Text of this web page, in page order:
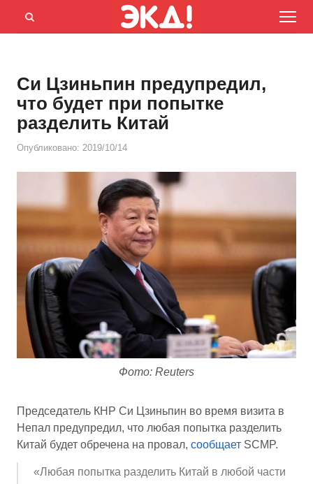
Menu
Открыть
Си Цзиньпин предупредил,
что будет при попытке
разделить Китай
Опубликовано: 2019/10/14
Фото: Reuters
Председатель КНР Си Цзиньпин во время визита в
Непал предупредил, что любая попытка разделить
Китай будет обречена на провал, сообщает SCMP.
«Любая попытка разделить Китай в любой части